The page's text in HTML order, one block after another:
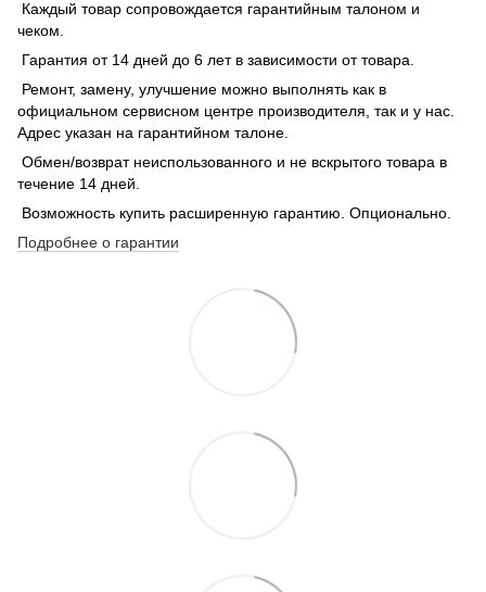
Каждый товар сопровождается гарантийным талоном и
чеком.
Гарантия от 14 дней до 6 лет в зависимости от товара.
Ремонт, замену, улучшение можно выполнять как в
официальном сервисном центре производителя, так и у нас.
Адрес указан на гарантийном талоне.
Обмен/возврат неиспользованного и не вскрытого товара в
течение 14 дней.
Возможность купить расширенную гарантию. Опционально.
Подробнее о гарантии